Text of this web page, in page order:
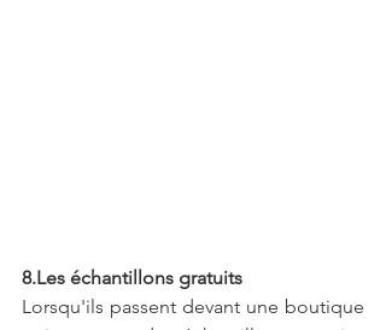
8.Les échantillons gratuits
Lorsqu'ils passent devant une boutique